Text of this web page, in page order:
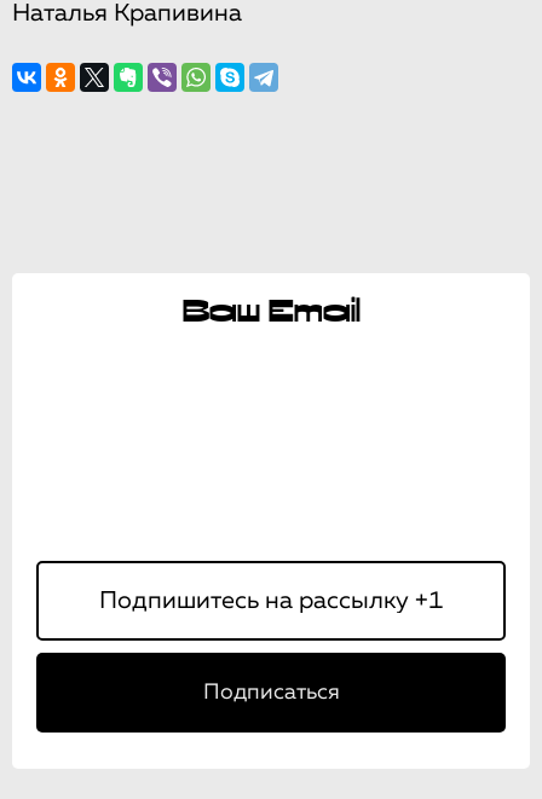
Наталья Крапивина
Ваш Email
Подписаться